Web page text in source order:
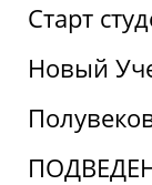
Старт
Новый